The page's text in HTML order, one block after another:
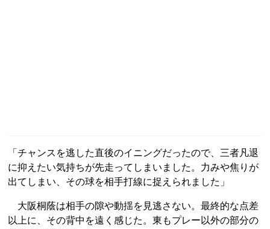
「チャンスを逃した直後のイニングだったので、三者凡退
に抑えたい気持ちが先走ってしまいました。力みや焦りが
出てしまい、その球を相手打線に捉えられました」
大阪桐蔭は相手の隙や動揺を見逃さない。最終的な点差
以上に、その背中を遠く感じた。東もプレー以外の部分の